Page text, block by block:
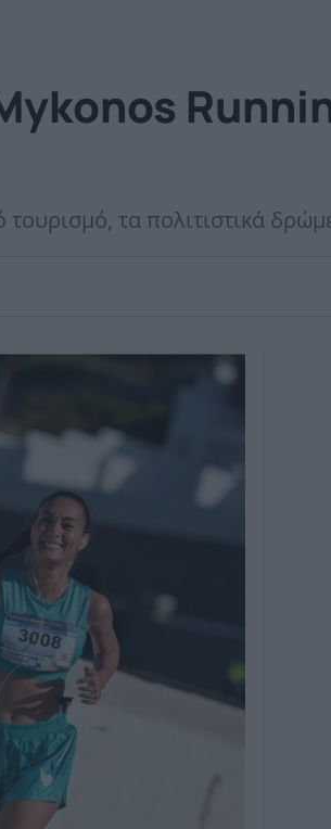
τα πολιτιστικά